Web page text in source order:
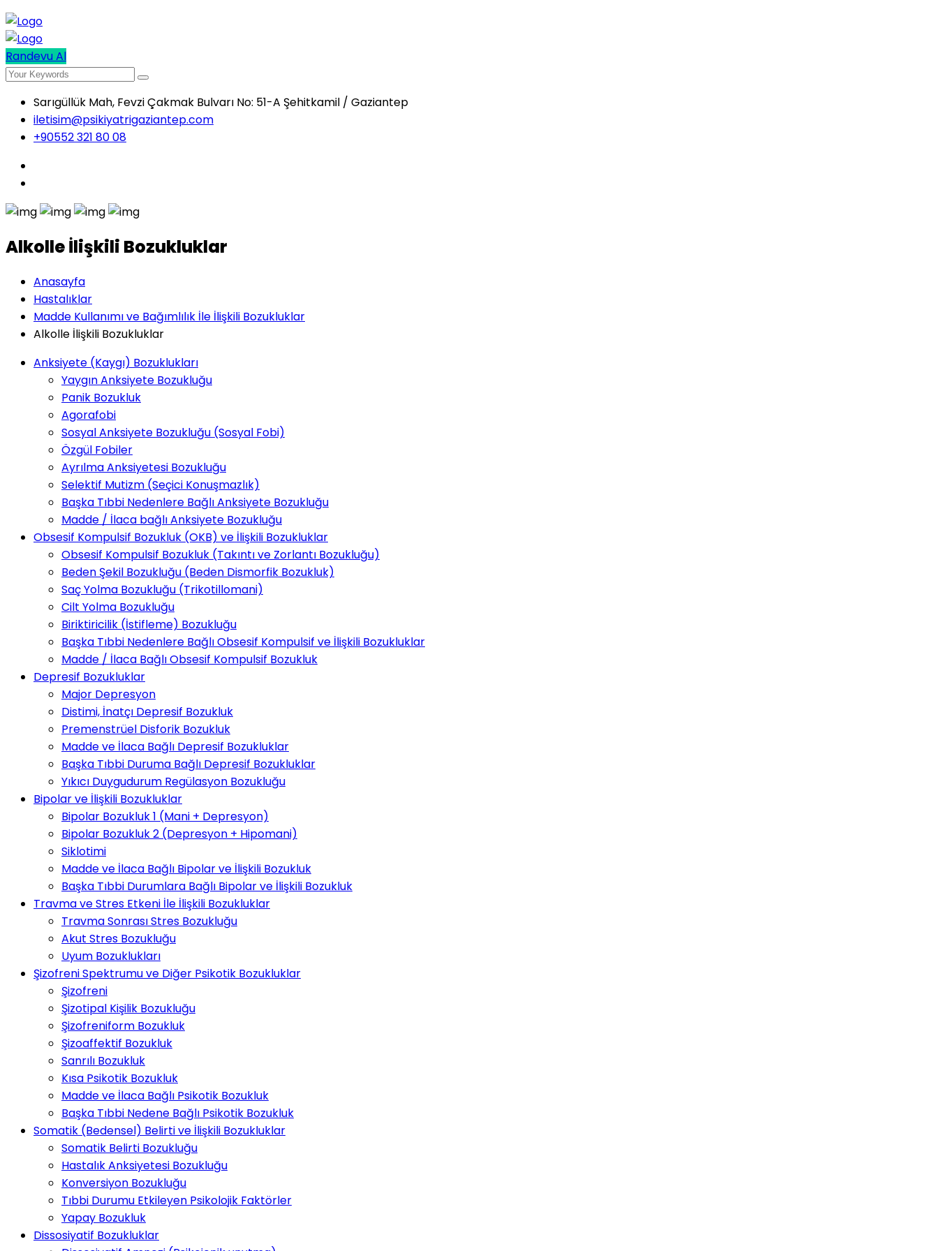
Randevu Al
Sarıgüllük Mah, Fevzi Çakmak Bulvarı No: 51-A Şehitkamil / Gaziantep
iletisim@psikiyatrigaziantep.com
+90552 321 80 08
Alkolle İlişkili Bozukluklar
Anasayfa
Hastalıklar
Madde Kullanımı ve Bağımlılık İle İlişkili Bozukluklar
Alkolle İlişkili Bozukluklar
Anksiyete (Kaygı) Bozuklukları
Yaygın Anksiyete Bozukluğu
Panik Bozukluk
Agorafobi
Sosyal Anksiyete Bozukluğu (Sosyal Fobi)
Özgül Fobiler
Ayrılma Anksiyetesi Bozukluğu
Selektif Mutizm (Seçici Konuşmazlık)
Başka Tıbbi Nedenlere Bağlı Anksiyete Bozukluğu
Madde / İlaca bağlı Anksiyete Bozukluğu
Obsesif Kompulsif Bozukluk (OKB) ve İlişkili Bozukluklar
Obsesif Kompulsif Bozukluk (Takıntı ve Zorlantı Bozukluğu)
Beden Şekil Bozukluğu (Beden Dismorfik Bozukluk)
Saç Yolma Bozukluğu (Trikotillomani)
Cilt Yolma Bozukluğu
Biriktiricilik (İstifleme) Bozukluğu
Başka Tıbbi Nedenlere Bağlı Obsesif Kompulsif ve İlişkili Bozukluklar
Madde / İlaca Bağlı Obsesif Kompulsif Bozukluk
Depresif Bozukluklar
Major Depresyon
Distimi, İnatçı Depresif Bozukluk
Premenstrüel Disforik Bozukluk
Madde ve İlaca Bağlı Depresif Bozukluklar
Başka Tıbbi Duruma Bağlı Depresif Bozukluklar
Yıkıcı Duygudurum Regülasyon Bozukluğu
Bipolar ve İlişkili Bozukluklar
Bipolar Bozukluk 1 (Mani + Depresyon)
Bipolar Bozukluk 2 (Depresyon + Hipomani)
Siklotimi
Madde ve İlaca Bağlı Bipolar ve İlişkili Bozukluk
Başka Tıbbi Durumlara Bağlı Bipolar ve İlişkili Bozukluk
Travma ve Stres Etkeni İle İlişkili Bozukluklar
Travma Sonrası Stres Bozukluğu
Akut Stres Bozukluğu
Uyum Bozuklukları
Şizofreni Spektrumu ve Diğer Psikotik Bozukluklar
Şizofreni
Şizotipal Kişilik Bozukluğu
Şizofreniform Bozukluk
Şizoaffektif Bozukluk
Sanrılı Bozukluk
Kısa Psikotik Bozukluk
Madde ve İlaca Bağlı Psikotik Bozukluk
Başka Tıbbi Nedene Bağlı Psikotik Bozukluk
Somatik (Bedensel) Belirti ve İlişkili Bozukluklar
Somatik Belirti Bozukluğu
Hastalık Anksiyetesi Bozukluğu
Konversiyon Bozukluğu
Tıbbi Durumu Etkileyen Psikolojik Faktörler
Yapay Bozukluk
Dissosiyatif Bozukluklar